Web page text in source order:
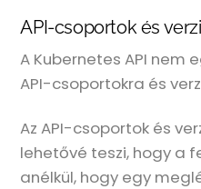
API-csoportok és
A Kubernetes API nem
API-csoportokra és
Az API-csoportok és
lehetővé teszi, hogy a
anélkül, hogy egy